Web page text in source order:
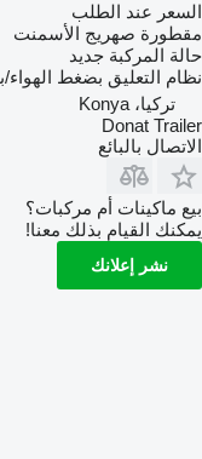
السعر عند الطلب
مقطورة صهريج الأسمنت
حالة المركبة جديد
نظام التعليق بضغط
تركيا، Konya
Donat Trailer
الاتصال بالبائع
بيع ماكينات أم مركبات؟
يمكنك القيام بذلك معنا!
نشر إعلانك